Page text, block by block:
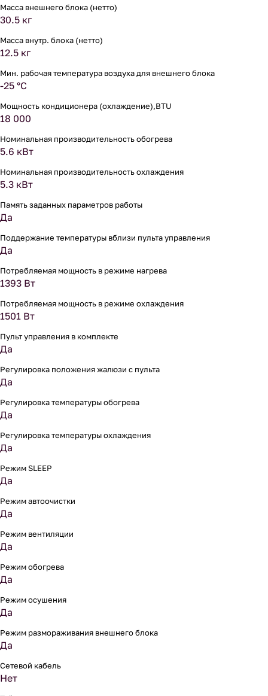
Масса внешнего блока (нетто)
30.5 кг
Масса внутр. блока (нетто)
12.5 кг
Мин. рабочая температура воздуха для внешнего блока
-25 °С
Мощность кондиционера (охлаждение),BTU
18 000
Номинальная производительность обогрева
5.6 кВт
Номинальная производительность охлаждения
5.3 кВт
Память заданных параметров работы
Да
Поддержание температуры вблизи пульта управления
Да
Потребляемая мощность в режиме нагрева
1393 Вт
Потребляемая мощность в режиме охлаждения
1501 Вт
Пульт управления в комплекте
Да
Регулировка положения жалюзи с пульта
Да
Регулировка температуры обогрева
Да
Регулировка температуры охлаждения
Да
Режим SLEEP
Да
Режим автоочистки
Да
Режим вентиляции
Да
Режим обогрева
Да
Режим осушения
Да
Режим размораживания внешнего блока
Да
Сетевой кабель
Нет